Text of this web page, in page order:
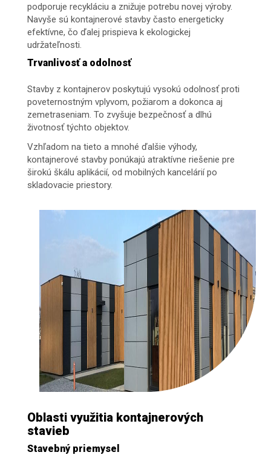
podporuje recykláciu a znižuje potrebu novej výroby.
Navyše sú kontajnerové stavby často energeticky
efektívne, čo ďalej prispieva k ekologickej
udržateľnosti.
Trvanlivosť a odolnosť
Stavby z kontajnerov poskytujú vysokú odolnosť proti
poveternostným vplyvom, požiarom a dokonca aj
zemetraseniam. To zvyšuje bezpečnosť a dlhú
životnosť týchto objektov.
Vzhľadom na tieto a mnohé ďalšie výhody,
kontajnerové stavby ponúkajú atraktívne riešenie pre
širokú škálu aplikácií, od mobilných kancelárií po
skladovacie priestory.
Oblasti využitia kontajnerových
stavieb
Stavebný priemysel